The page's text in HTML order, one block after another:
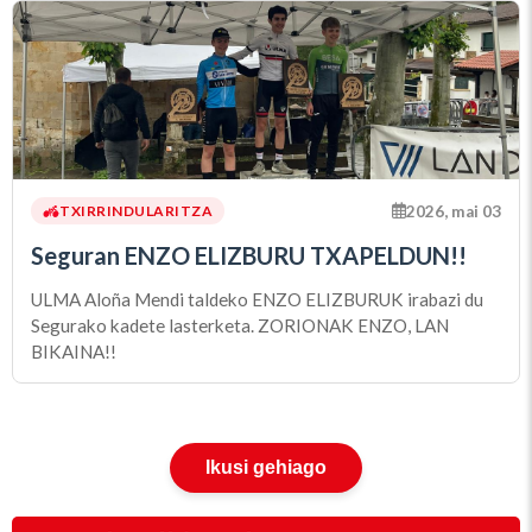
TXIRRINDULARITZA 2026, mai 03
Seguran ENZO ELIZBURU TXAPELDUN!!
ULMA Aloña Mendi taldeko ENZO ELIZBURUK irabazi du
Segurako kadete lasterketa. ZORIONAK ENZO, LAN
BIKAINA!!
Ikusi gehiago